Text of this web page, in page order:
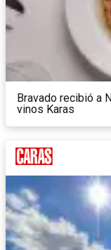
Bravado recibió a
vinos Karas